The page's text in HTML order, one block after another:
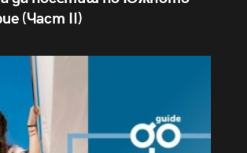
(Част II)